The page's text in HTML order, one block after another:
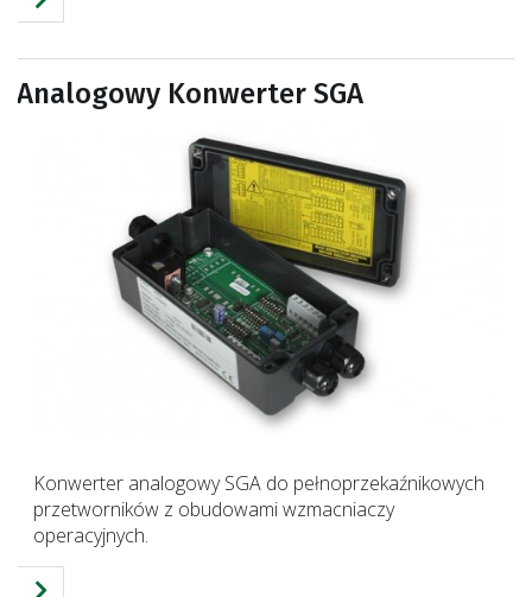
Analogowy Konwerter SGA
Konwerter analogowy SGA do pełnoprzekaźnikowych
przetworników z obudowami wzmacniaczy
operacyjnych.